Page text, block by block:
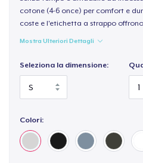
cotone (4-6 once) per comfort e
coste e l'etichetta a strappo
Mostra Ulteriori Dettagli
Seleziona la dimensione:
Colori: